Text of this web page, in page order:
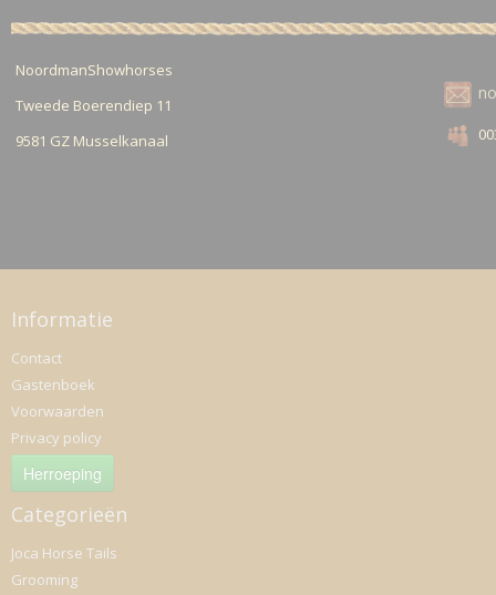
NoordmanShowhorses
Tweede Boerendiep 11
9581 GZ Musselkanaal
Informatie
Contact
Gastenboek
Voorwaarden
Privacy policy
Herroeping
Categorieën
Joca Horse Tails
Grooming